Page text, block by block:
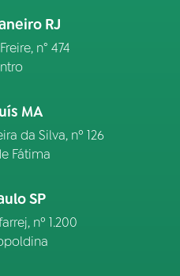
RJ
n° 474
MA
da Silva, nº 126
Fátima
SP
nº 1.200